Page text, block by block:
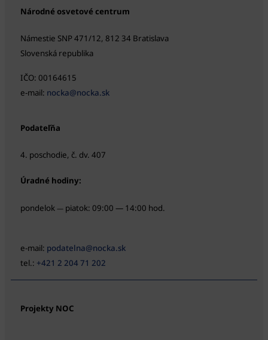
Národné osvetové centrum
Námestie SNP 471/12, 812 34 Bratislava
Slovenská republika
IČO: 00164615
e-mail: nocka@nocka.sk
Podateľňa
4. poschodie, č. dv. 407
Úradné hodiny:
pondelok — piatok: 09:00 — 14:00 hod.
e-mail: podatelna@nocka.sk
tel.: +421 2 204 71 202
Projekty NOC